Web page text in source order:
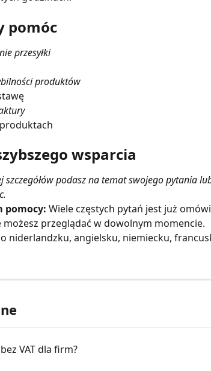
pomóc
przesyłki
produktów
wsparcia
szczegółów podasz na temat swojego pytania
pomocy: Wiele częstych pytań jest już
możesz przeglądać w dowolnym momencie.
niderlandzku, angielsku, niemiecku,
VAT dla firm?